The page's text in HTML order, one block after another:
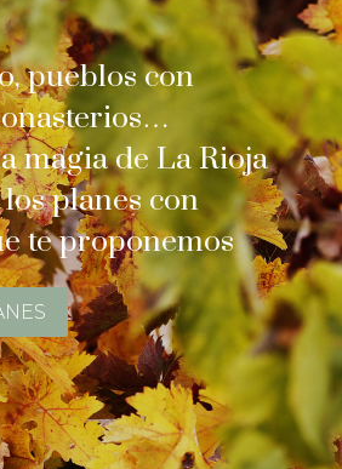
pueblos con
magia de La Rioja
planes con
te proponemos